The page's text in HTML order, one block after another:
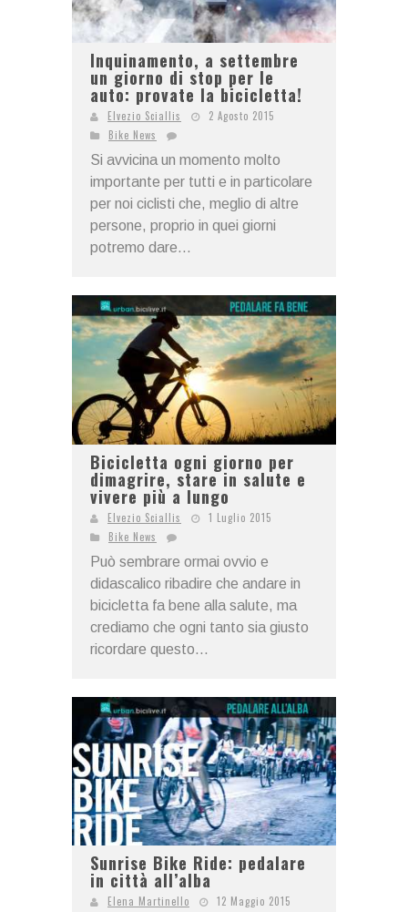
Inquinamento, a settembre
un giorno di stop per le
auto: provate la bicicletta!
Elvezio Sciallis
2 Agosto 2015
Bike News
Si avvicina un momento molto
importante per tutti e in particolare
per noi ciclisti che, meglio di altre
persone, proprio in quei giorni
potremo dare...
Bicicletta ogni giorno per
dimagrire, stare in salute e
vivere più a lungo
Elvezio Sciallis
1 Luglio 2015
Bike News
Può sembrare ormai ovvio e
didascalico ribadire che andare in
bicicletta fa bene alla salute, ma
crediamo che ogni tanto sia giusto
ricordare questo...
Sunrise Bike Ride: pedalare
in città all’alba
Elena Martinello
12 Maggio 2015